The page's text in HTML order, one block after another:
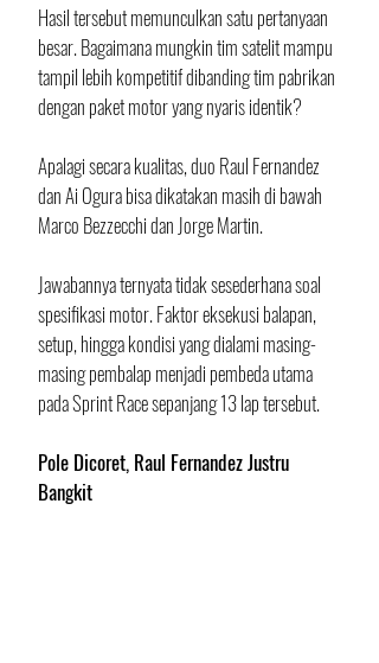
Hasil tersebut memunculkan satu pertanyaan
besar. Bagaimana mungkin tim satelit mampu
tampil lebih kompetitif dibanding tim pabrikan
dengan paket motor yang nyaris identik?
Apalagi secara kualitas, duo Raul Fernandez
dan Ai Ogura bisa dikatakan masih di bawah
Marco Bezzecchi dan Jorge Martin.
Jawabannya ternyata tidak sesederhana soal
spesifikasi motor. Faktor eksekusi balapan,
setup, hingga kondisi yang dialami masing-
masing pembalap menjadi pembeda utama
pada Sprint Race sepanjang 13 lap tersebut.
Pole Dicoret, Raul Fernandez Justru
Bangkit